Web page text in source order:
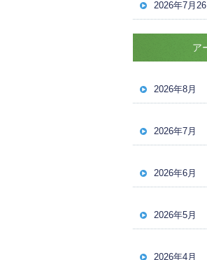
ア
2026年8月
2026年7月
2026年6月
2026年5月
2026年4月